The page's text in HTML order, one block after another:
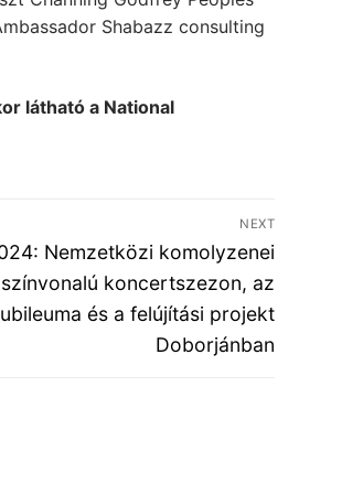
Shabazz consulting
látható a National
NEXT
Nemzetközi komolyzenei
koncertszezon, az
és a felújítási projekt
Doborjánban